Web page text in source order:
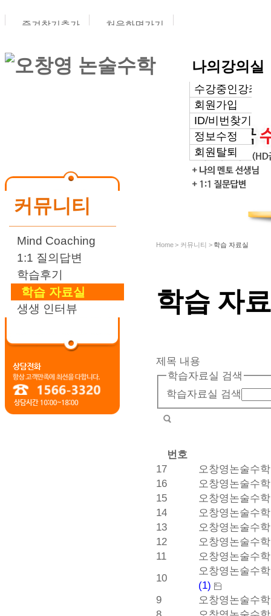
즐겨찾기추가 처음화면가기
나의강의실
수강중인강좌
회원가입
ID/비번찾기
정보수정
회원탈퇴
커뮤니티
커뮤니티
Mind Coaching
1:1 질의답변
학습후기
학습 자료실
생생 인터뷰
Home > 커뮤니티 > 학습 자료실
학습 자
제목 내용
학습자료실 검색
학습자료실 검색
번호
17
오창영논술수
16
오창영논술수
15
오창영논술수
14
오창영논술수
13
오창영논술수
12
오창영논술수
11
오창영논술수
10
오창영논술수
(1)
9
오창영논술수